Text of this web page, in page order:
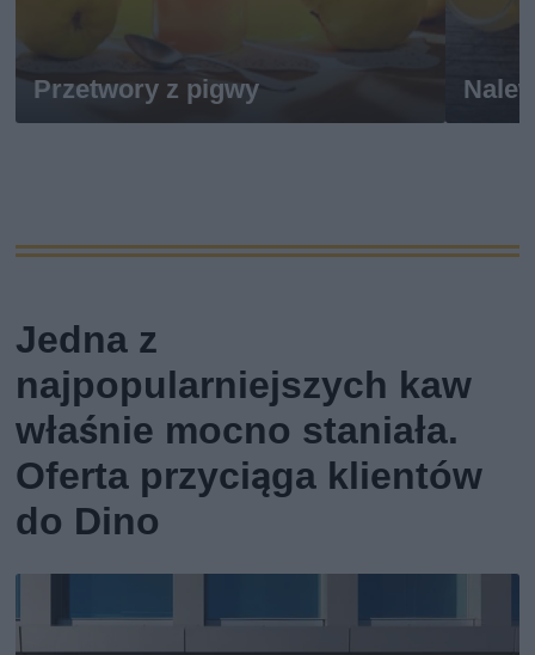
Przetwory z pigwy
Jedna z
najpopularniejszych kaw
właśnie mocno staniała.
Oferta przyciąga klientów
do Dino